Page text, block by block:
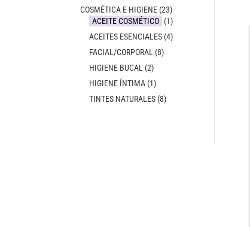
COSMÉTICA E HIGIENE (23)
ACEITE COSMÉTICO (1)
ACEITES ESENCIALES (4)
FACIAL/CORPORAL (8)
HIGIENE BUCAL (2)
HIGIENE ÍNTIMA (1)
TINTES NATURALES (8)